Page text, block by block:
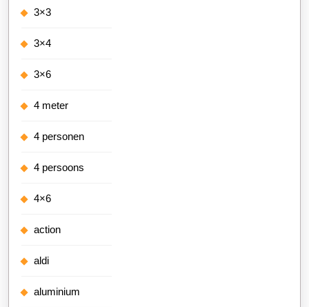
3×3
3×4
3×6
4 meter
4 personen
4 persoons
4×6
action
aldi
aluminium